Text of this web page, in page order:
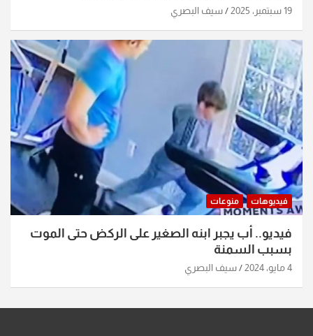
19 سبتمبر، 2025 سيف البصري
فيديوهات منوعات
فيديو.. أب يجبر ابنه الصغير على الركض حتى الموت
بسبب السمنة
4 مايو، 2024 سيف البصري